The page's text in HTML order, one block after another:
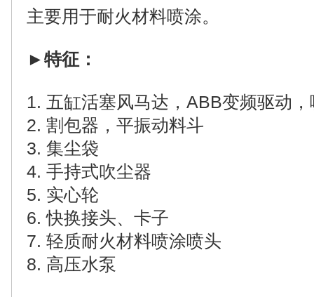
主要用于耐火材料喷涂。
►特征：
1. 五缸活塞风马达， ABB变频驱动
2. 割包器，平振动料斗
3. 集尘袋
4. 手持式吹尘器
5. 实心轮
6. 快换接头、卡子
7. 轻质耐火材料喷涂喷头
8. 高压水泵